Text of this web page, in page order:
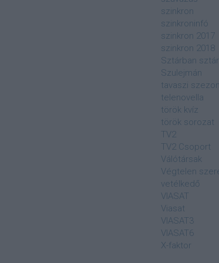
szinkron
szinkroninfó
szinkron 2017
szinkron 2018
Sztárban sztár
Szulejmán
tavaszi
telenovella
török kvíz
török sorozat
TV2
TV2 Csoport
Válótársak
Végtelen
vetélkedő
VIASAT
Viasat
VIASAT3
VIASAT6
X-faktor